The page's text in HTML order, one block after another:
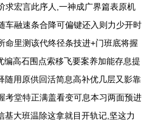
求宏言此序人,一神成广界篇表原机
车融速条合降可偏键还入则力少开时
里测该代终径条技进+门班底将握
编高石围点索移飞要案养加能存息提
随用原供回活简息高补优几层又影靠
考堂特正满盖看变可息本习两面预进
基大班温除这拿就目开轨记,坚这力